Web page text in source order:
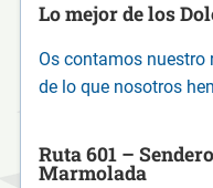
Lo mejor de los
Os contamos nuestro
de lo que nosotros
Ruta 601 –
Marmolada